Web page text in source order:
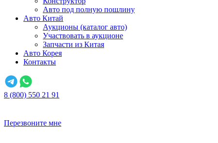
Авто под полную пошлину
Авто Китай
Аукционы (каталог авто)
Участвовать в аукционе
Запчасти из Китая
Авто Корея
Контакты
8 (800) 550 21 91
Перезвоните мне